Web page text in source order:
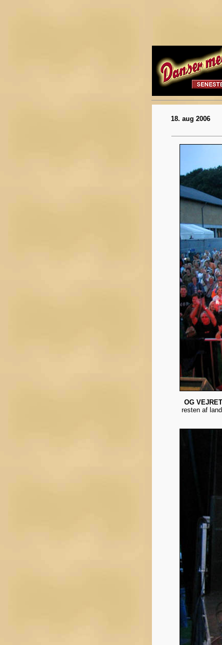
18. aug 2006
OG
resten af